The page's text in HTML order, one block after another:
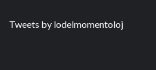
Tweets by lodelmomentoloj